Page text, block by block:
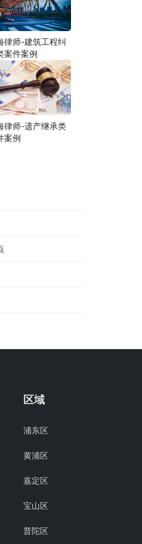
律师-建筑工程纠
案件案例
律师-遗产继承类
案例
区域
浦东区
黄浦区
嘉定区
宝山区
普陀区